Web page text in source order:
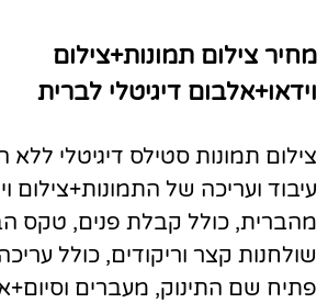
מחיר צילום תמונות+צילום
וידאו+אלבום דיגיטלי לברית
צילום תמונות סטילס דיגיטלי ללא
עיבוד ועריכה של התמונות+צילום
מהברית, כולל קבלת פנים, טקס
שולחנות קצר וריקודים, כולל
פתיח שם התינוק, מעברים